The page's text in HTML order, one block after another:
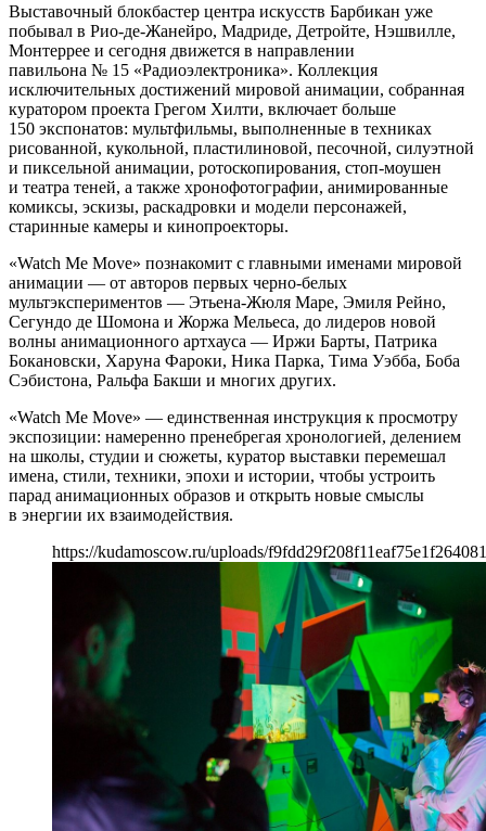
Выставочный блокбастер центра искусств Барбикан уже
побывал в Рио-де-Жанейро, Мадриде, Детройте, Нэшвилле,
Монтеррее и сегодня движется в направлении
павильона № 15 «Радиоэлектроника». Коллекция
исключительных достижений мировой анимации, собранная
куратором проекта Грегом Хилти, включает больше
150 экспонатов: мультфильмы, выполненные в техниках
рисованной, кукольной, пластилиновой, песочной, силуэтной
и пиксельной анимации, ротоскопирования, стоп-моушен
и театра теней, а также хронофотографии, анимированные
комиксы, эскизы, раскадровки и модели персонажей,
старинные камеры и кинопроекторы.
«Watch Me Move» познакомит с главными именами мировой
анимации — от авторов первых черно-белых
мультэкспериментов — Этьена-Жюля Маре, Эмиля Рейно,
Сегундо де Шомона и Жоржа Мельеса, до лидеров новой
волны анимационного артхауса — Иржи Барты, Патрика
Бокановски, Харуна Фароки, Ника Парка, Тима Уэбба, Боба
Сэбистона, Ральфа Бакши и многих других.
«Watch Me Move» — единственная инструкция к просмотру
экспозиции: намеренно пренебрегая хронологией, делением
на школы, студии и сюжеты, куратор выставки перемешал
имена, стили, техники, эпохи и истории, чтобы устроить
парад анимационных образов и открыть новые смыслы
в энергии их взаимодействия.
https://kudamoscow.ru/uploads/